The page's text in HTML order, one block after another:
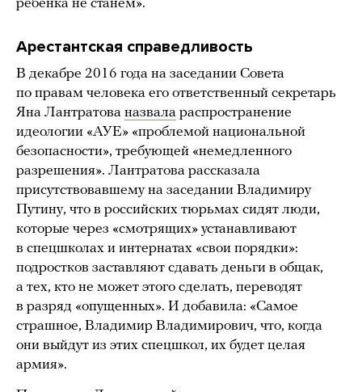
ребенка не станем».
Арестантская справедливость
В декабре 2016 года на заседании Совета
по правам человека его ответственный секретарь
Яна Лантратова назвала распространение
идеологии «АУЕ» «проблемой национальной
безопасности», требующей «немедленного
разрешения». Лантратова рассказала
присутствовавшему на заседании Владимиру
Путину, что в российских тюрьмах сидят люди,
которые через «смотрящих» устанавливают
в спецшколах и интернатах «свои порядки»:
подростков заставляют сдавать деньги в общак,
а тех, кто не может этого сделать, переводят
в разряд «опущенных». И добавила: «Самое
страшное, Владимир Владимирович, что, когда
они выйдут из этих спецшкол, их будет целая
армия».